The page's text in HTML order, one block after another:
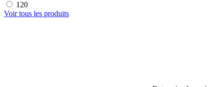
120
Voir tous les produits